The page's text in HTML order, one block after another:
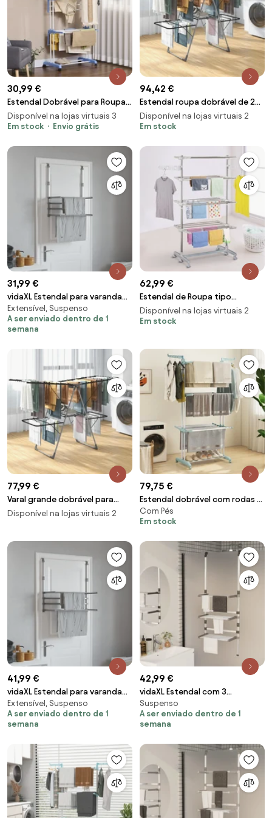
30,99 €
Estendal Dobrável para Roupa
com Rodas Estendal Vertical de
Aço com 3
Disponível na lojas virtuais 3
Em stock
Envio grátis
94,42 €
Estendal roupa dobrável de 2
níveis para secar roupa Asas
ajustáveis Pernas em aço
Disponível na lojas virtuais 2
Em stock
31,99 €
vidaXL Estendal para varanda
54x25x42 cm alumínio
Extensível, Suspenso
A ser enviado dentro de 1
semana
62,99 €
Estendal de Roupa tipo
Pendurador Móvel Branco e Aço
Inoxidável (80-142) x 55 x 178
Disponível na lojas virtuais 2
Em stock
77,99 €
Varal grande dobrável para
secar roupas com barra alta
Disponível na lojas virtuais 2
79,75 €
Estendal dobrável com rodas 4
níveis Estendal de pé para
secar roupa Toalhas Sapatos
Com Pés
Em stock
41,99 €
vidaXL Estendal para varanda
89x25x(60-95) cm alumínio
Extensível, Suspenso
A ser enviado dentro de 1
semana
42,99 €
vidaXL Estendal com 3
prateleiras alumínio
Suspenso
A ser enviado dentro de 1
semana